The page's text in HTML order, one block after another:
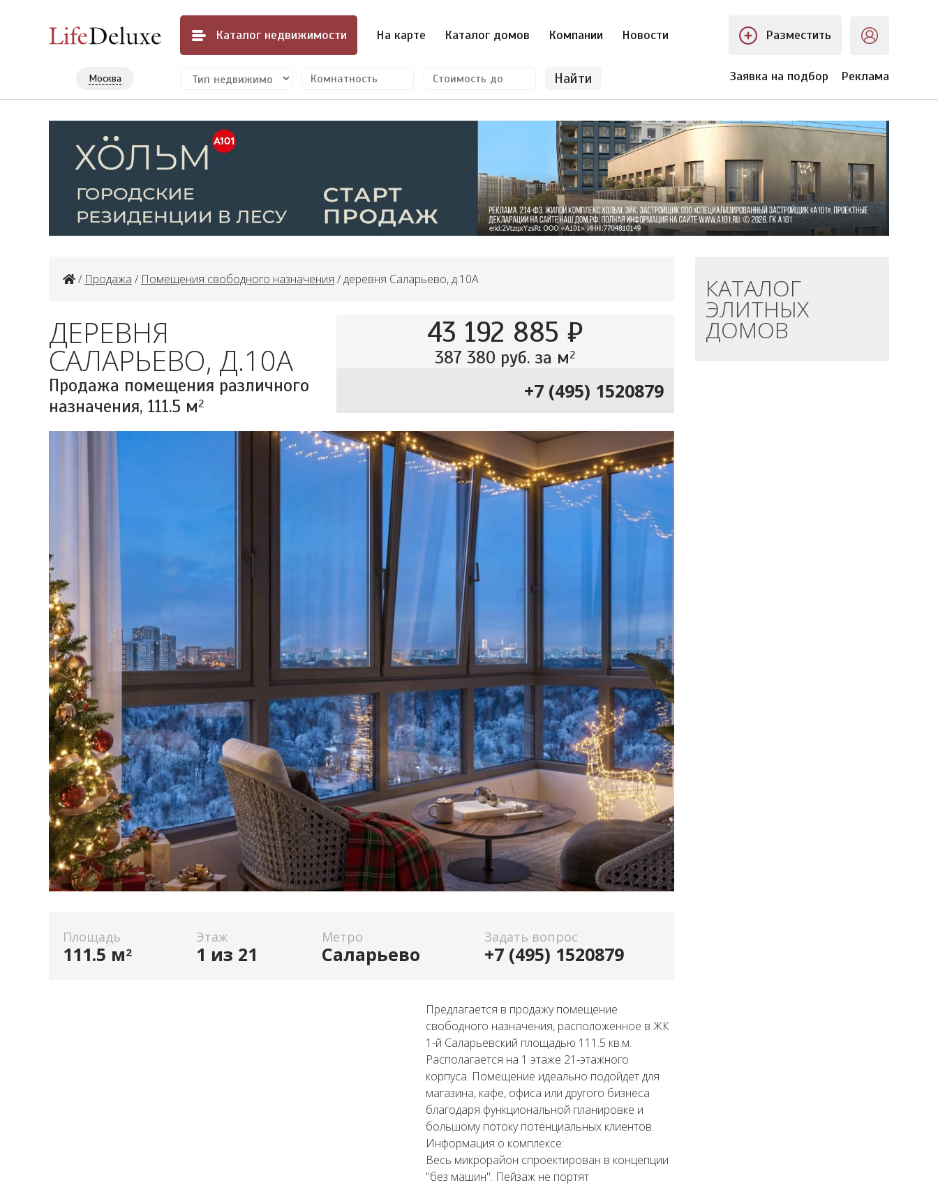
Каталог недвижимости На карте Каталог домов Компании Новости Разместить
Москва Найти Заявка на подбор Реклама
/ Продажа / Помещения свободного назначения / деревня Саларьево, д.10А
ДЕРЕВНЯ
САЛАРЬЕВО, Д.10А
Продажа помещения различного
назначения, 111.5 м2
43 192 885 ₽
387 380 руб. за м2
+7 (495) 1520879
Площадь
111.5 м2
Этаж
1 из 21
Метро
Саларьево
Задать вопрос
+7 (495) 1520879
Предлагается в продажу помещение
свободного назначения, расположенное в ЖК
1-й Саларьевский площадью 111.5 кв.м.
Располагается на 1 этаже 21-этажного
корпуса. Помещение идеально подойдет для
магазина, кафе, офиса или другого бизнеса
благодаря функциональной планировке и
большому потоку потенциальных клиентов.
Информация о комплексе:
Весь микрорайон спроектирован в концепции
"без машин". Пейзаж не портят
КАТАЛОГ
ЭЛИТНЫХ
ДОМОВ